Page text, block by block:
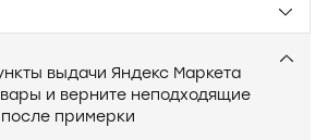
выдачи Яндекс Маркета
и верните неподходящие
примерки